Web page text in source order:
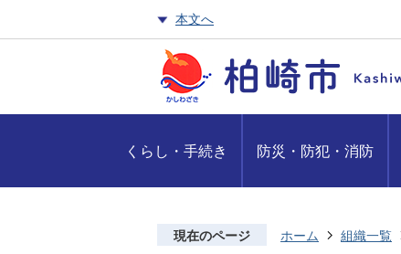
本文へ
くらし・手続き 防災・防犯・消防
現在のページ ホーム 組織一覧